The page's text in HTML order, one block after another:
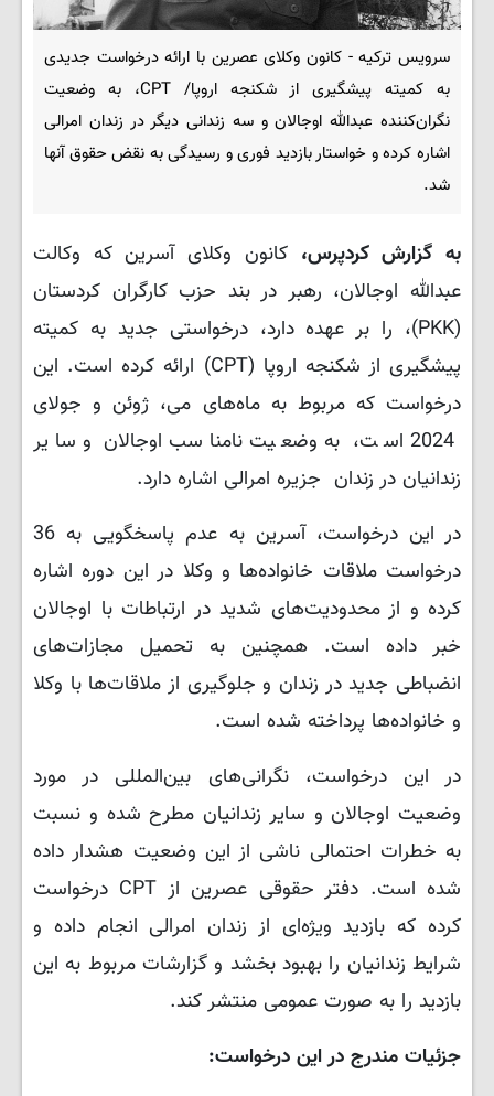
سرویس ترکیه - کانون وکلای عصرین با ارائه درخواست جدیدی
به کمیته پیشگیری از شکنجه اروپا/ CPT، به وضعیت
نگران‌کننده عبدالله اوجالان و سه زندانی دیگر در زندان امرالی
اشاره کرده و خواستار بازدید فوری و رسیدگی به نقض حقوق آنها
شد.
به گزارش کردپرس،کانون وکلای آسرین که وکالت
عبدالله اوجالان، رهبر در بند حزب کارگران کردستان
(PKK)، را بر عهده دارد، درخواستی جدید به کمیته
پیشگیری از شکنجه اروپا (CPT) ارائه کرده است. این
درخواست که مربوط به ماه‌های می، ژوئن و جولای
2024 است، به وضعیت نامناسب اوجالان و سایر
زندانیان در زندان جزیره امرالی اشاره دارد.
در این درخواست، آسرین به عدم پاسخگویی به 36
درخواست ملاقات خانواده‌ها و وکلا در این دوره اشاره
کرده و از محدودیت‌های شدید در ارتباطات با اوجالان
خبر داده است. همچنین به تحمیل مجازات‌های
انضباطی جدید در زندان و جلوگیری از ملاقات‌ها با وکلا
و خانواده‌ها پرداخته شده است.
در این درخواست، نگرانی‌های بین‌المللی در مورد
وضعیت اوجالان و سایر زندانیان مطرح شده و نسبت
به خطرات احتمالی ناشی از این وضعیت هشدار داده
شده است. دفتر حقوقی عصرین از CPT درخواست
کرده که بازدید ویژه‌ای از زندان امرالی انجام داده و
شرایط زندانیان را بهبود بخشد و گزارشات مربوط به این
بازدید را به صورت عمومی منتشر کند.
جزئیات مندرج در این درخواست: